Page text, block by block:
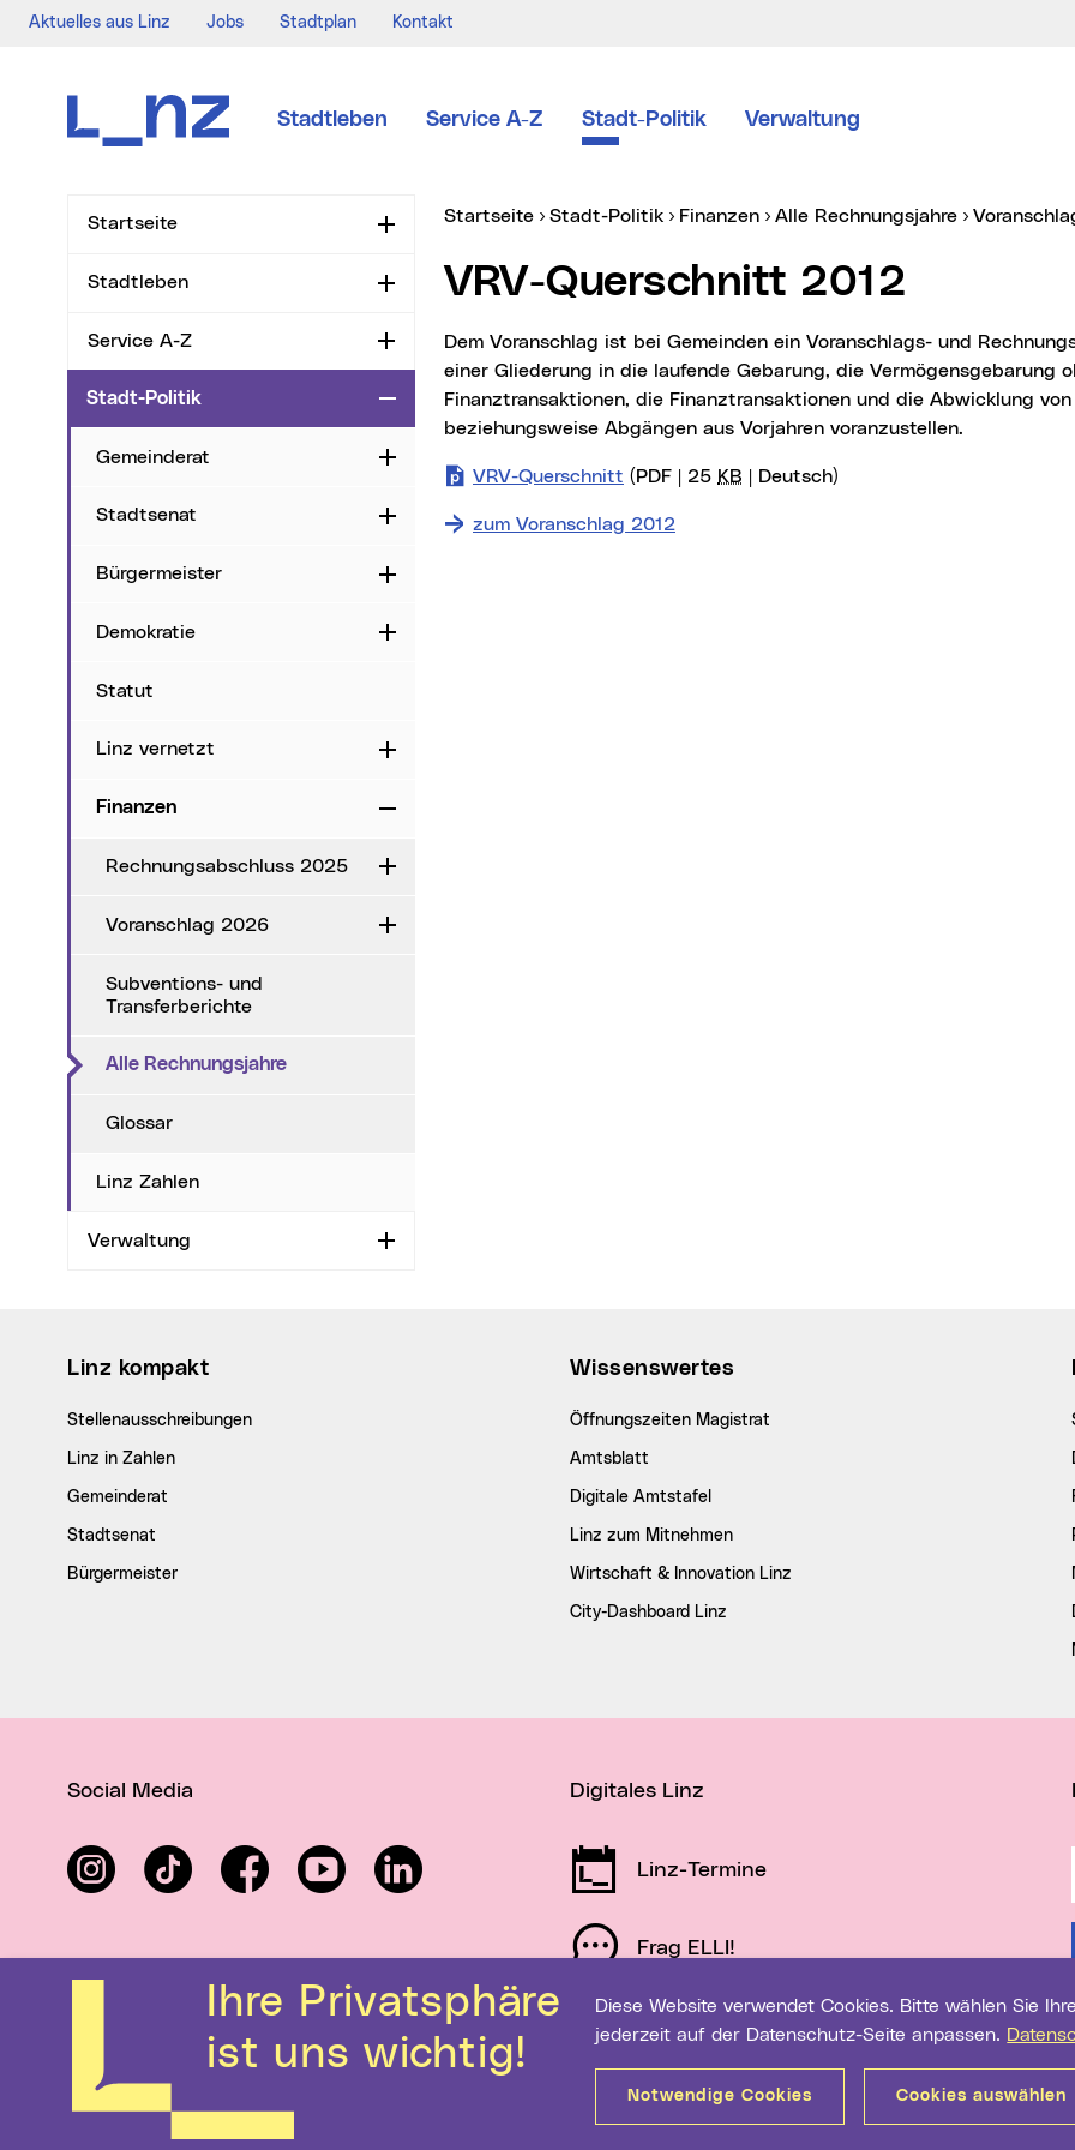
ist uns wichtig!
Diese Website verwendet Cookies. Bitte wählen Sie Ihre gewünschten Einstellungen. Diese können Sie
jederzeit auf der Datenschutz-Seite anpassen.
Notwendige Cookies Cookies auswählen
Aktuelles aus Linz Jobs Stadtplan Kontakt
Stadtleben Service A-Z Stadt-Politik Verwaltung
Startseite Aufklappen
Stadtleben Aufklappen
Service A-Z Aufklappen
Stadt-Politik Zuklappen
Gemeinderat Aufklappen
Stadtsenat Aufklappen
Bürgermeister Aufklappen
Demokratie Aufklappen
Statut
Linz vernetzt Aufklappen
Finanzen Zuklappen
Rechnungsabschluss 2025 Aufklappen
Voranschlag 2026 Aufklappen
Subventions- und
Transferberichte
Alle Rechnungsjahre(aktueller Menüpunkt)
Glossar
Linz Zahlen
Verwaltung Aufklappen
Sie sind hier:
Startseite Stadt-Politik Finanzen Alle Rechnungsjahre
VRV-Querschnitt 2012
Dem Voranschlag ist bei Gemeinden ein Voranschlags- und Rechnungsquerschnitt mit
einer Gliederung in die laufende Gebarung, die Vermögensgebarung
Finanztransaktionen, die Finanztransaktionen und die Abwicklung von
beziehungsweise Abgängen aus Vorjahren voranzustellen.
VRV-Querschnitt (PDF | 25 KB | Deutsch)
zum Voranschlag 2012
Linz kompakt
Stellenausschreibungen
Linz in Zahlen
Gemeinderat
Stadtsenat
Bürgermeister
Wissenswertes
Öffnungszeiten Magistrat
Amtsblatt
Digitale Amtstafel
Linz zum Mitnehmen
Wirtschaft & Innovation Linz
City-Dashboard Linz
Social Media
InstagramTikTok FacebookYouTube LinkedIn
Digitales Linz
Linz-Termine
Frag ELLI!
Schau auf Linz